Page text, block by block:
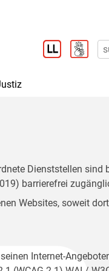
Dienststellen sind
barrierefrei
Websites, soweit
Internet-